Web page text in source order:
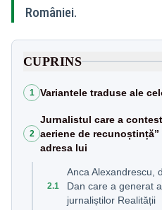
României.
CUPRINS
1 Variantele traduse ale
2
Jurnalistul care a
aeriene de
adresa lui
2.1
Anca Alexandrescu,
Dan care a generat
jurnaliștilor Realității